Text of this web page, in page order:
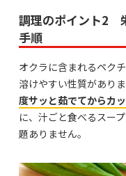
調理のポイント2
手順
オクラに含まれるペク
溶けやすい性質がありま
度サッと茹でてからカ
に、汁ごと食べるスー
題ありません。